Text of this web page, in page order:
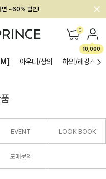
면 ~60% 할인!
원 혜택 0
10,000
아우터/상의 하의/레깅스
EVENT LOOK BOOK
도매문의